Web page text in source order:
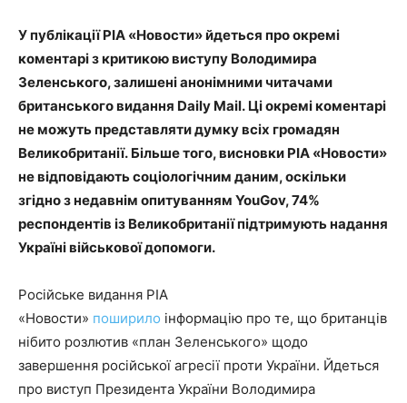
У публікації РІА «Новости» йдеться про окремі
коментарі з критикою виступу Володимира
Зеленського, залишені анонімними читачами
британського видання Daily Mail. Ці окремі коментарі
не можуть представляти думку всіх громадян
Великобританії. Більше того, висновки РІА «Новости»
не відповідають соціологічним даним, оскільки
згідно з недавнім опитуванням YouGov, 74%
респондентів із Великобританії підтримують надання
Україні військової допомоги.
Російське видання РІА
«Новости» поширило інформацію про те, що британців
нібито розлютив «план Зеленського» щодо
завершення російської агресії проти України. Йдеться
про виступ Президента України Володимира